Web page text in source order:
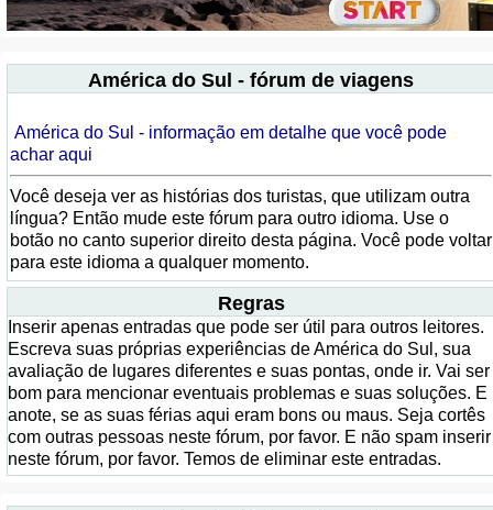
América do Sul - fórum de viagens
América do Sul - informação em detalhe que você pode
achar aqui
Você deseja ver as histórias dos turistas, que utilizam outra
língua? Então mude este fórum para outro idioma. Use o
botão no canto superior direito desta página. Você pode voltar
para este idioma a qualquer momento.
Regras
Inserir apenas entradas que pode ser útil para outros leitores.
Escreva suas próprias experiências de América do Sul, sua
avaliação de lugares diferentes e suas pontas, onde ir. Vai ser
bom para mencionar eventuais problemas e suas soluções. E
anote, se as suas férias aqui eram bons ou maus. Seja cortês
com outras pessoas neste fórum, por favor. E não spam inserir
neste fórum, por favor. Temos de eliminar este entradas.